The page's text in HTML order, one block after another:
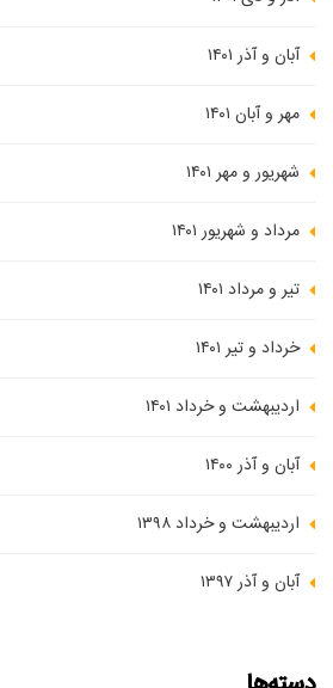
آبان و آذر ۱۴۰۱
مهر و آبان ۱۴۰۱
شهریور و مهر ۱۴۰۱
مرداد و شهریور ۱۴۰۱
تیر و مرداد ۱۴۰۱
خرداد و تیر ۱۴۰۱
اردیبهشت و خرداد ۱۴۰۱
آبان و آذر ۱۴۰۰
اردیبهشت و خرداد ۱۳۹۸
آبان و آذر ۱۳۹۷